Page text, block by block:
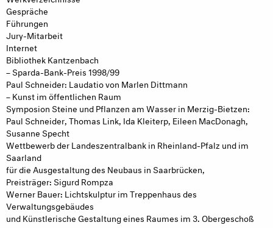
Gespräche
Führungen
Jury-Mitarbeit
Internet
Bibliothek Kantzenbach
– Sparda-Bank-Preis 1998/99
Paul Schneider: Laudatio von Marlen Dittmann
– Kunst im öffentlichen Raum
Symposion Steine und Pflanzen am Wasser in Merzig-Bietzen:
Paul Schneider, Thomas Link, Ida Kleiterp, Eileen MacDonagh,
Susanne Specht
Wettbewerb der Landeszentralbank in Rheinland-Pfalz und im
Saarland
für die Ausgestaltung des Neubaus in Saarbrücken,
Preisträger: Sigurd Rompza
Werner Bauer: Lichtskulptur im Treppenhaus des
Verwaltungsgebäudes
und Künstlerische Gestaltung eines Raumes im 3. Obergeschoß